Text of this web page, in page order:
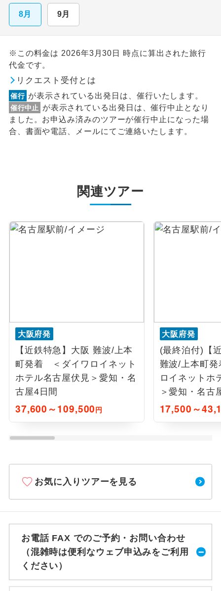
8月 9月
※この料金は 2026年3月30日 時点に算出された旅行
代金です。
リクエスト受付とは
催行 が表示されている出発日は、催行いたします。
催行中止
が表示されている出発日は、催行中止となり
ました。お申込み済みのツアーが催行中止になった場
合、書面や電話、メールにてご連絡いたします。
関連ツアー
大阪府発
【近鉄特急】大阪 難波/上本
町発着 ＜ダイワロイネット
ホテル名古屋伏見＞愛知・名
古屋4日間
37,600～109,500円
大阪府発
(最終泊付)【
難波/上本町
ロイネットホ
＞愛知・名古
17,500～
お気に入りツアーを見る
お電話 FAX でのご予約・お問い合わせ
（混雑時は便利なウェブ申込みをご利用
ください）